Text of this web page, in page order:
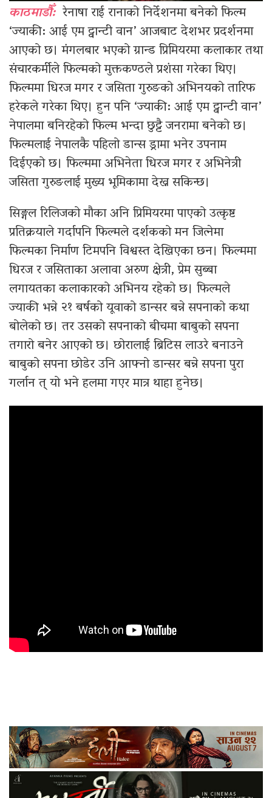
काठमाडौँ: रेनाषा राई रानाको निर्देशनमा बनेको फिल्म
‘ज्याकी: आई एम ट्वान्टी वान’ आजबाट देशभर प्रदर्शनमा
आएको छ। मंगलबार भएको ग्रान्ड प्रिमियरमा कलाकार तथा
संचारकर्मीले फिल्मको मुक्तकण्ठले प्रशंसा गरेका थिए।
फिल्ममा धिरज मगर र जसिता गुरुङको अभिनयको तारिफ
हरेकले गरेका थिए। हुन पनि ‘ज्याकी: आई एम ट्वान्टी वान’
नेपालमा बनिरहेको फिल्म भन्दा छुट्टै जनरामा बनेको छ।
फिल्मलाई नेपालकै पहिलो डान्स ड्रामा भनेर उपनाम
दिईएको छ। फिल्ममा अभिनेता धिरज मगर र अभिनेत्री
जसिता गुरुङलाई मुख्य भूमिकामा देख्न सकिन्छ।
सिङ्गल रिलिजको मौका अनि प्रिमियरमा पाएको उत्कृष्ट
प्रतिक्रयाले गर्दापनि फिल्मले दर्शकको मन जित्नेमा
फिल्मका निर्माण टिमपनि विश्वस्त देखिएका छन। फिल्ममा
धिरज र जसिताका अलावा अरुण क्षेत्री, प्रेम सुब्बा
लगायतका कलाकारको अभिनय रहेको छ। फिल्मले
ज्याकी भन्ने २१ बर्षको यूवाको डान्सर बन्ने सपनाको कथा
बोलेको छ। तर उसको सपनाको बीचमा बाबुको सपना
तगारो बनेर आएको छ। छोरालाई ब्रिटिस लाउरे बनाउने
बाबुको सपना छोडेर उनि आफ्नो डान्सर बन्ने सपना पुरा
गर्लान त् यो भने हलमा गएर मात्र थाहा हुनेछ।